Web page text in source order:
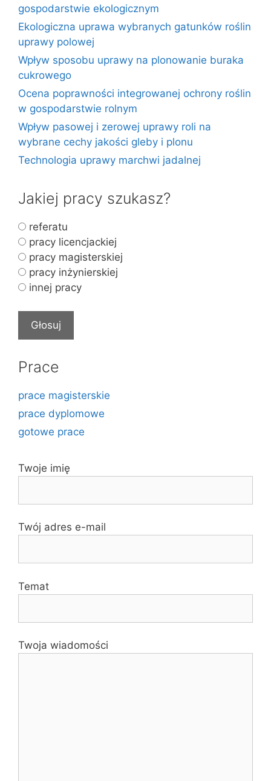
gospodarstwie ekologicznym
Ekologiczna uprawa wybranych gatunków roślin
uprawy polowej
Wpływ sposobu uprawy na plonowanie buraka
cukrowego
Ocena poprawności integrowanej ochrony roślin
w gospodarstwie rolnym
Wpływ pasowej i zerowej uprawy roli na
wybrane cechy jakości gleby i plonu
Technologia uprawy marchwi jadalnej
Jakiej pracy szukasz?
referatu
pracy licencjackiej
pracy magisterskiej
pracy inżynierskiej
innej pracy
Prace
prace magisterskie
prace dyplomowe
gotowe prace
Twoje imię
Twój adres e-mail
Temat
Twoja wiadomości